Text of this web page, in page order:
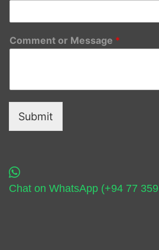
Comment or Message *
Submit
Chat on WhatsApp (+94 77